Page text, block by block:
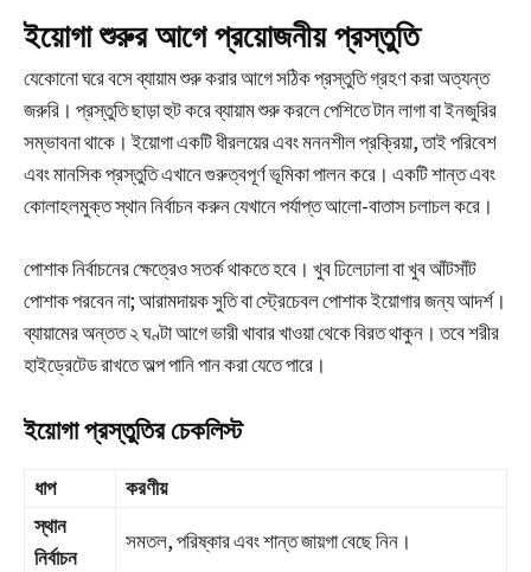
ইয়োগা শুরুর আগে প্রয়োজনীয় প্রস্তুতি
যেকোনো ঘরে বসে ব্যায়াম শুরু করার আগে সঠিক প্রস্তুতি গ্রহণ করা অত্যন্ত
জরুরি। প্রস্তুতি ছাড়া হুট করে ব্যায়াম শুরু করলে পেশিতে টান লাগা বা ইনজুরির
সম্ভাবনা থাকে। ইয়োগা একটি ধীরলয়ের এবং মননশীল প্রক্রিয়া, তাই পরিবেশ
এবং মানসিক প্রস্তুতি এখানে গুরুত্বপূর্ণ ভূমিকা পালন করে। একটি শান্ত এবং
কোলাহলমুক্ত স্থান নির্বাচন করুন যেখানে পর্যাপ্ত আলো-বাতাস চলাচল করে।
পোশাক নির্বাচনের ক্ষেত্রেও সতর্ক থাকতে হবে। খুব ঢিলেঢালা বা খুব আঁটসাঁট
পোশাক পরবেন না; আরামদায়ক সুতি বা স্ট্রেচেবল পোশাক ইয়োগার জন্য আদর্শ।
ব্যায়ামের অন্তত ২ ঘণ্টা আগে ভারী খাবার খাওয়া থেকে বিরত থাকুন। তবে শরীর
হাইড্রেটেড রাখতে অল্প পানি পান করা যেতে পারে।
ইয়োগা প্রস্তুতির চেকলিস্ট
ধাপ
করণীয়
স্থান
নির্বাচন
সমতল, পরিষ্কার এবং শান্ত জায়গা বেছে নিন।